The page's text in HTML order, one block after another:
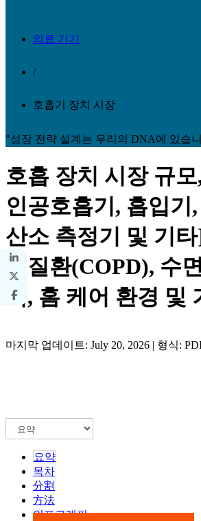
의료 기기
/
호흡기 장치 시장
"성장 전략 설계는 우리의 DNA에 있습
호흡 장치 시장 규
인공호흡기, 흡입
산소 측정기 및 기
폐질환(COPD), 수
닉, 홈 케어 환경 및
마지막 업데이트: July 20, 2026 | 형식:
요약
목차
分割
方法
인포그래픽